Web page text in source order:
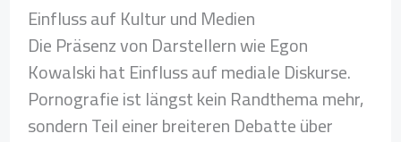
Einfluss auf Kultur und Medien
Die Präsenz von Darstellern wie Egon
Kowalski hat Einfluss auf mediale Diskurse.
Pornografie ist längst kein Randthema mehr,
sondern Teil einer breiteren Debatte über